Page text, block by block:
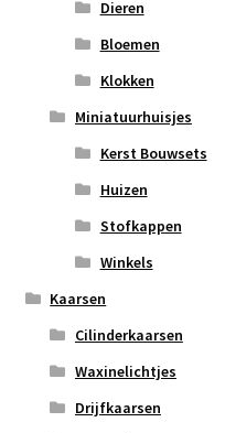
Dieren
Bloemen
Klokken
Miniatuurhuisjes
Kerst Bouwsets
Huizen
Stofkappen
Winkels
Kaarsen
Cilinderkaarsen
Waxinelichtjes
Drijfkaarsen